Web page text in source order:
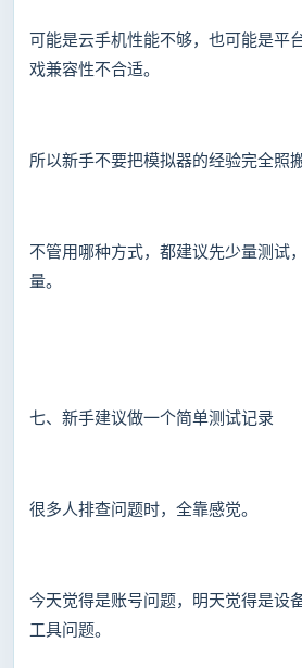
可能是云手机性能不够，也可能是平
戏兼容性不合适。
所以新手不要把模拟器的经验完全照
不管用哪种方式，都建议先少量测试
量。
七、新手建议做一个简单测试记录
很多人排查问题时，全靠感觉。
今天觉得是账号问题，明天觉得是设
工具问题。